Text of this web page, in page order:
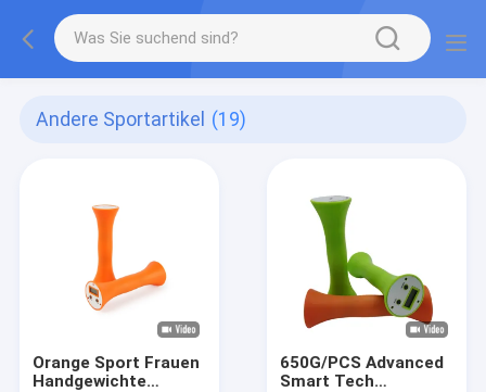
Andere Sportartikel (19)
Orange Sport Frauen
Handgewichte
650G/PCS Advanced
Smart Tech